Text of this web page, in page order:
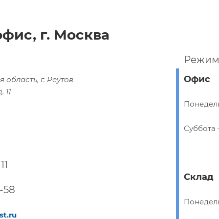
г. Москва
область, г. Реутов
11
58
Офис
Суббота
Склад